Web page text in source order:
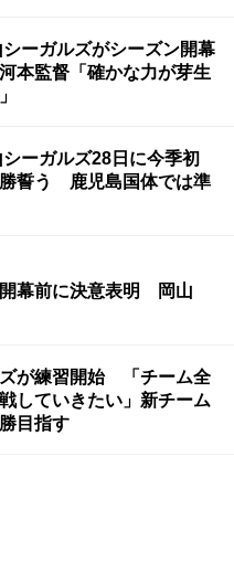
ーガルズがシーズン開幕
本監督「確かな力が芽生
ーガルズ28日に今季初
誓う 鹿児島国体では準
幕前に決意表明 岡山
ズが練習開始 「チーム全
していきたい」新チーム
目指す